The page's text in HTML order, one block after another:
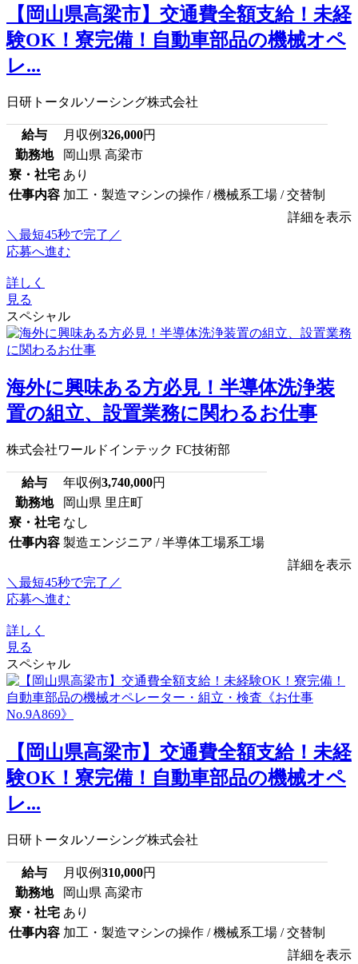
【岡山県高梁市】交通費全額支給！未経
験OK！寮完備！自動車部品の機械オペ
レ...
日研トータルソーシング株式会社
給与 月収例326,000円
勤務地
岡山県 高梁市
寮・社宅 あり
仕事内容 加工・製造マシンの操作 / 機械系工場 / 交替制
詳細を表示
＼最短45秒で完了／
応募へ進む
詳しく
見る
スペシャル
海外に興味ある方必見！半導体洗浄装
置の組立、設置業務に関わるお仕事
株式会社ワールドインテック FC技術部
給与 年収例3,740,000円
勤務地
岡山県 里庄町
寮・社宅 なし
仕事内容 製造エンジニア / 半導体工場系工場
詳細を表示
＼最短45秒で完了／
応募へ進む
詳しく
見る
スペシャル
【岡山県高梁市】交通費全額支給！未経
験OK！寮完備！自動車部品の機械オペ
レ...
日研トータルソーシング株式会社
給与 月収例310,000円
勤務地
岡山県 高梁市
寮・社宅 あり
仕事内容 加工・製造マシンの操作 / 機械系工場 / 交替制
詳細を表示